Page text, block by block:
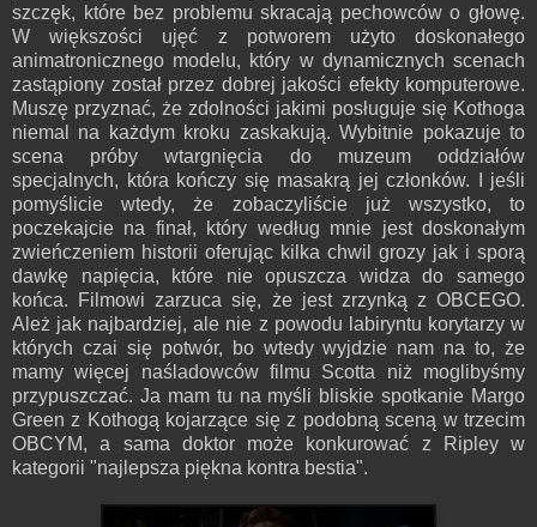
szczęk, które bez problemu skracają pechowców o głowę.
W większości ujęć z potworem użyto doskonałego
animatronicznego modelu, który w dynamicznych scenach
zastąpiony został przez dobrej jakości efekty komputerowe.
Muszę przyznać, że zdolności jakimi posługuje się Kothoga
niemal na każdym kroku zaskakują. Wybitnie pokazuje to
scena próby wtargnięcia do muzeum oddziałów
specjalnych, która kończy się masakrą jej członków. I jeśli
pomyślicie wtedy, że zobaczyliście już wszystko, to
poczekajcie na finał, który według mnie jest doskonałym
zwieńczeniem historii oferując kilka chwil grozy jak i sporą
dawkę napięcia, które nie opuszcza widza do samego
końca. Filmowi zarzuca się, że jest zrzynką z OBCEGO.
Ależ jak najbardziej, ale nie z powodu labiryntu korytarzy w
których czai się potwór, bo wtedy wyjdzie nam na to, że
mamy więcej naśladowców filmu Scotta niż moglibyśmy
przypuszczać. Ja mam tu na myśli bliskie spotkanie Margo
Green z Kothogą kojarzące się z podobną sceną w trzecim
OBCYM, a sama doktor może konkurować z Ripley w
kategorii "najlepsza piękna kontra bestia".